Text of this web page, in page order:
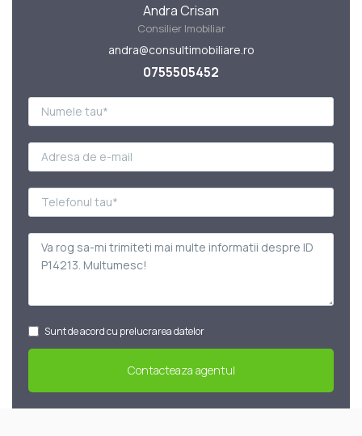
Andra Crisan
Consilier Imobiliar
andra@consultimobiliare.ro
0755505452
Sunt de acord cu prelucrarea datelor